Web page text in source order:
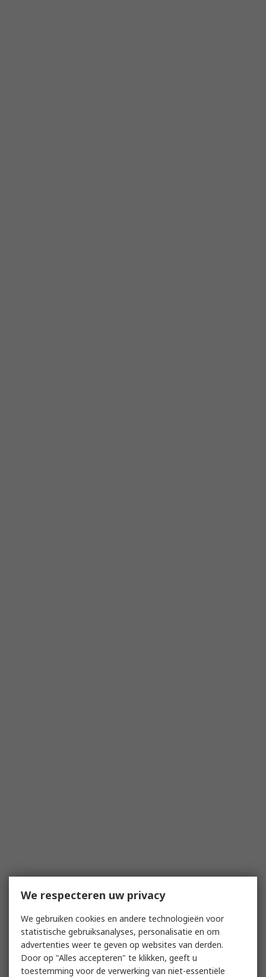
We respecteren uw privacy
We gebruiken cookies en andere technologieën voor
statistische gebruiksanalyses, personalisatie en om
advertenties weer te geven op websites van derden.
Door op "Alles accepteren" te klikken, geeft u
toestemming voor de verwerking van niet-essentiële